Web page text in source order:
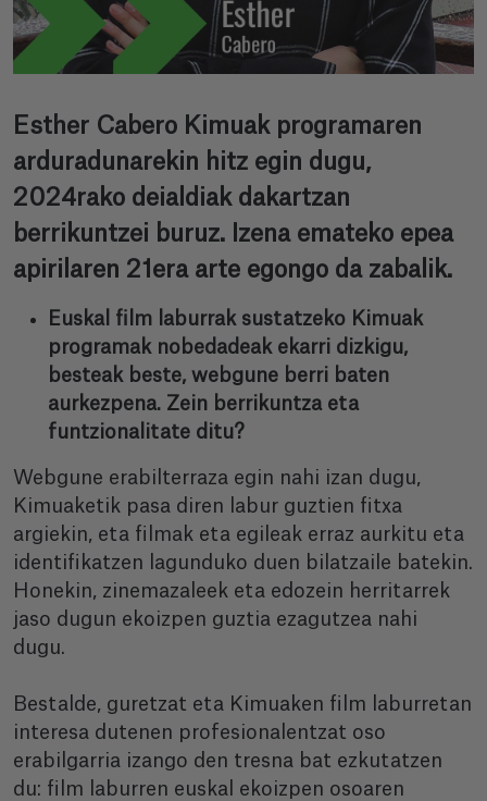
Esther Cabero Kimuak programaren
arduradunarekin hitz egin dugu,
2024rako deialdiak dakartzan
berrikuntzei buruz. Izena emateko epea
apirilaren 21era arte egongo da zabalik.
Euskal film laburrak sustatzeko Kimuak
programak nobedadeak ekarri dizkigu,
besteak beste, webgune berri baten
aurkezpena. Zein berrikuntza eta
funtzionalitate ditu?
Webgune erabilterraza egin nahi izan dugu,
Kimuaketik pasa diren labur guztien fitxa
argiekin, eta filmak eta egileak erraz aurkitu eta
identifikatzen lagunduko duen bilatzaile batekin.
Honekin, zinemazaleek eta edozein herritarrek
jaso dugun ekoizpen guztia ezagutzea nahi
dugu.
Bestalde, guretzat eta Kimuaken film laburretan
interesa dutenen profesionalentzat oso
erabilgarria izango den tresna bat ezkutatzen
du: film laburren euskal ekoizpen osoaren